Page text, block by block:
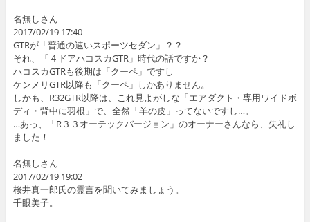
名無しさん
2017/02/19 17:40
GTRが「普通の速いスポーツセダン」？？
それ、「４ドアハコスカGTR」時代の話ですか？
ハコスカGTRも後期は「クーペ」ですし
ケンメリGTR以降も「クーペ」しかありません。
しかも、R32GTR以降は、これ見よがしな「エアダクト・専用ワイドボ
ディ・背中に羽根」で、全然「羊の皮」ってないですし…。
…あっ、「R３３オーテックバージョン」のオーナーさんなら、失礼し
ました！
名無しさん
2017/02/19 19:02
桜井真一郎氏の霊言を聞いてみましょう。
千眼美子。